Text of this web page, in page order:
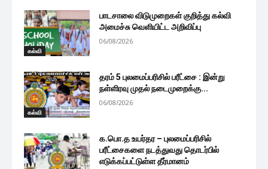
கல்வி
பாடசாலை விடுமுறைகள் குறித்து கல்வி
அமைச்சு வெளியிட்ட அறிவிப்பு
06/08/2026
கல்வி
தரம் 5 புலமைப்பரிசில் பரீட்சை : இன்று
நள்ளிரவு முதல் நடைமுறைக்கு...
06/08/2026
க.பொ.த உயர்தர – புலமைப்பரிசில்
பரீட்சைகளை நடத்துவது தொடர்பில்
எடுக்கப்பட்டுள்ள தீர்மானம்